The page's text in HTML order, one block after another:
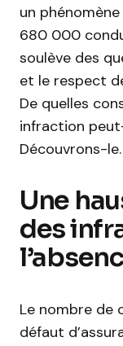
un
680 000
soulève des
et le respect
De quelles
infraction
Découvrons-le.
Une
des
Le nombre de
défaut